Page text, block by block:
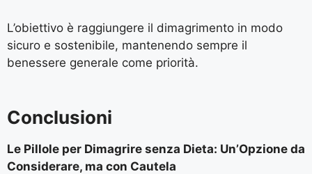
L’obiettivo è raggiungere il dimagrimento in modo
sicuro e sostenibile, mantenendo sempre il
benessere generale come priorità.
Conclusioni
Le Pillole per Dimagrire senza Dieta: Un’Opzione da
Considerare, ma con Cautela